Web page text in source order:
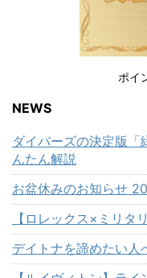
ポイ
NEWS
ダイバーズの決定版
んたん解説
お盆休みのお知らせ
【ロレックス×ミリタ
デイトナを諦めたい人